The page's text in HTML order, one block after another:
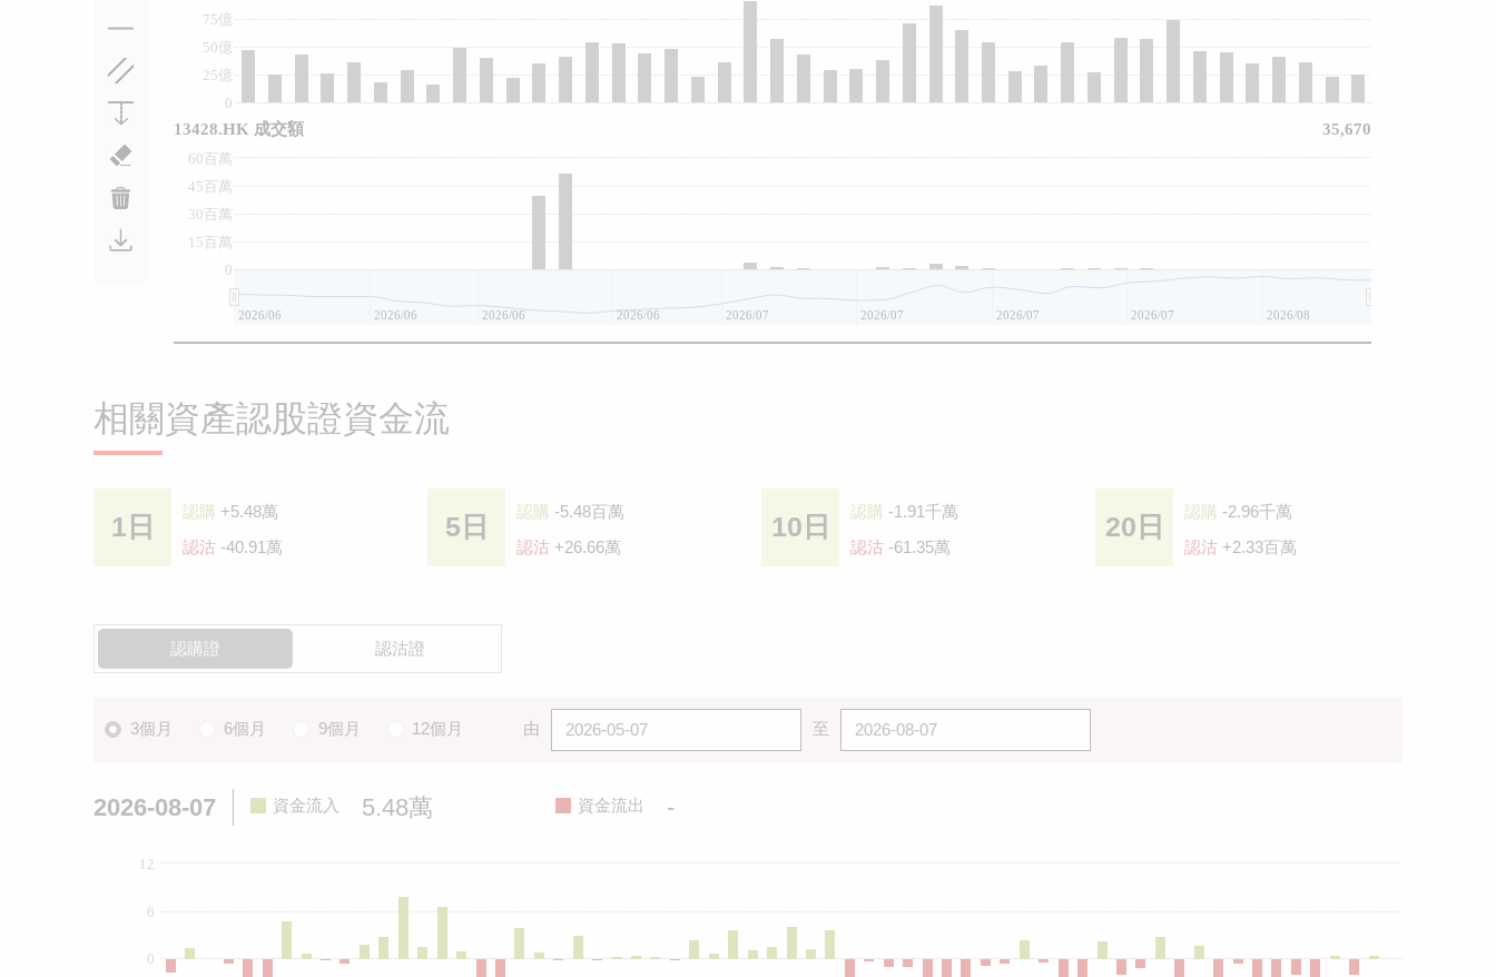
0
25億
50億
75億
0
15百萬
30百萬
45百萬
60百萬
2026/06 2026/06 2026/06 2026/06 2026/07 2026/07 2026/07 2026/07 2026/08
13428.HK 成交額 35,670
相關資產認股證資金流
1日 認購 +5.48萬
認沽 -40.91萬
5日 認購 -5.48百萬
認沽 +26.66萬
10日 認購 -1.91千萬
認沽 -61.35萬
20日 認購 -2.96千萬
認沽 +2.33百萬
認購證 認沽證
3個月 6個月 9個月 12個月 由 至
2026-08-07 資金流入 5.48萬 資金流出 -
0
6
12